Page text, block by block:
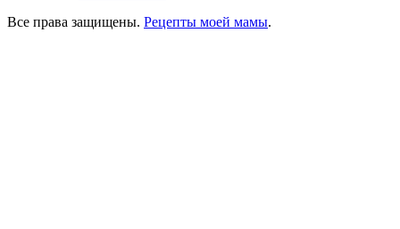
Все права защищены. Рецепты моей мамы.